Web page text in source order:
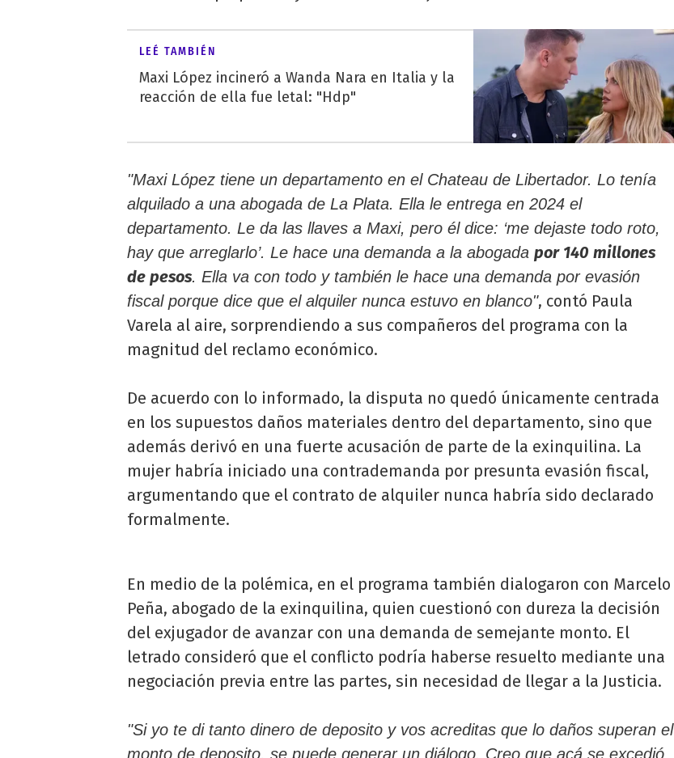
LEÉ TAMBIÉN
Maxi López incineró a Wanda Nara en Italia y la
reacción de ella fue letal: "Hdp"
"Maxi López tiene un departamento en el Chateau de Libertador. Lo tenía
alquilado a una abogada de La Plata. Ella le entrega en 2024 el
departamento. Le da las llaves a Maxi, pero él dice: ‘me dejaste todo roto,
hay que arreglarlo’. Le hace una demanda a la abogada por 140 millones
de pesos. Ella va con todo y también le hace una demanda por evasión
fiscal porque dice que el alquiler nunca estuvo en blanco", contó Paula
Varela al aire, sorprendiendo a sus compañeros del programa con la
magnitud del reclamo económico.
De acuerdo con lo informado, la disputa no quedó únicamente centrada
en los supuestos daños materiales dentro del departamento, sino que
además derivó en una fuerte acusación de parte de la exinquilina. La
mujer habría iniciado una contrademanda por presunta evasión fiscal,
argumentando que el contrato de alquiler nunca habría sido declarado
formalmente.
En medio de la polémica, en el programa también dialogaron con Marcelo
Peña, abogado de la exinquilina, quien cuestionó con dureza la decisión
del exjugador de avanzar con una demanda de semejante monto. El
letrado consideró que el conflicto podría haberse resuelto mediante una
negociación previa entre las partes, sin necesidad de llegar a la Justicia.
"Si yo te di tanto dinero de deposito y vos acreditas que lo daños superan el
monto de deposito, se puede generar un diálogo. Creo que acá se excedió